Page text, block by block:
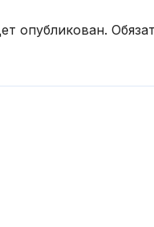
опубликован.